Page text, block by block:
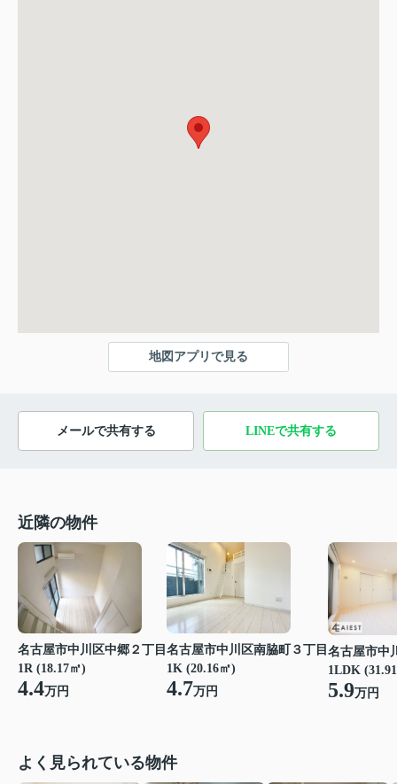
地図アプリで見る
メールで共有する LINEで共有する
近隣の物件
名古屋市中川区中郷２丁目
1R (18.17㎡)
4.4万円
名古屋市中川区南脇町３丁目
1K (20.16㎡)
4.7万円
名古屋市中
1LDK
5.9万円
よく見られている物件